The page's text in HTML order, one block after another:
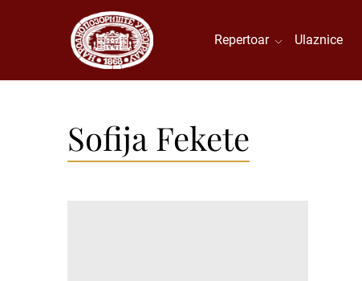
Repertoar Ulaznice
Sofija Fekete